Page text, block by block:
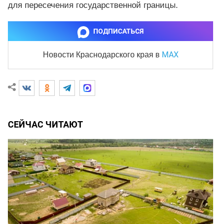
для пересечения государственной границы.
ПОДПИСАТЬСЯ
Новости Краснодарского края в MAX
СЕЙЧАС ЧИТАЮТ